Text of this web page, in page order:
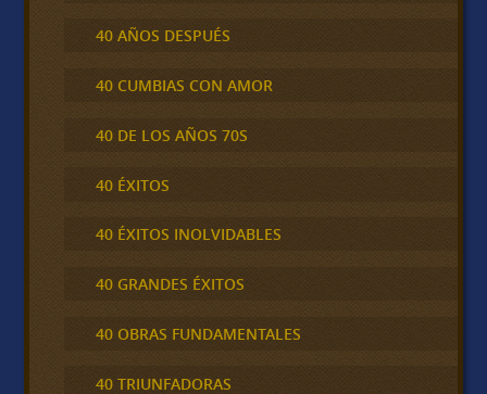
40 AÑOS DESPUÉS
40 CUMBIAS CON AMOR
40 DE LOS AÑOS 70S
40 ÉXITOS
40 ÉXITOS INOLVIDABLES
40 GRANDES ÉXITOS
40 OBRAS FUNDAMENTALES
40 TRIUNFADORAS